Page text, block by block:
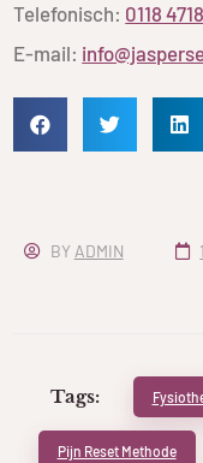
Telefonisch: 0118
E-mail:
BY ADMIN
Tags:
Pijn Reset Methode